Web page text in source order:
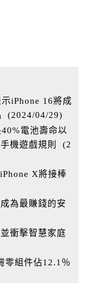
iPhone 16將成
(2024/04/29)
電池壽命以
機遊戲規則
(2
X將接棒
為最賺錢的安
衝擊智慧家庭
零組件佔12.1％